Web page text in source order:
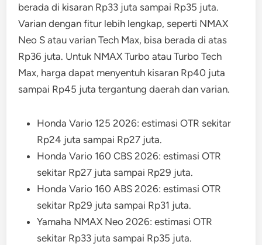
berada di kisaran Rp33 juta sampai Rp35 juta.
Varian dengan fitur lebih lengkap, seperti NMAX
Neo S atau varian Tech Max, bisa berada di atas
Rp36 juta. Untuk NMAX Turbo atau Turbo Tech
Max, harga dapat menyentuh kisaran Rp40 juta
sampai Rp45 juta tergantung daerah dan varian.
Honda Vario 125 2026: estimasi OTR sekitar
Rp24 juta sampai Rp27 juta.
Honda Vario 160 CBS 2026: estimasi OTR
sekitar Rp27 juta sampai Rp29 juta.
Honda Vario 160 ABS 2026: estimasi OTR
sekitar Rp29 juta sampai Rp31 juta.
Yamaha NMAX Neo 2026: estimasi OTR
sekitar Rp33 juta sampai Rp35 juta.